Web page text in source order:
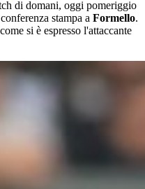
di domani, oggi pomeriggio
stampa a Formello.
si è espresso l'attaccante